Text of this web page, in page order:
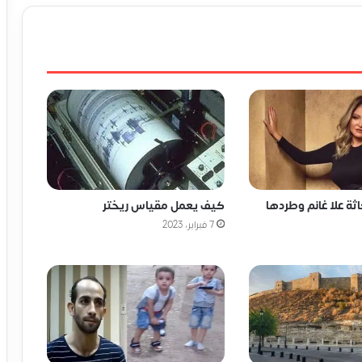
علا غانم وطردها كيف يعمل مقياس ريختر
7 فبراير، 2023